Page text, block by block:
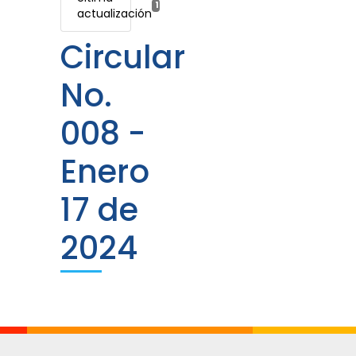
actualización
18 enero, 2024
Circular
No.
008 -
Enero
17 de
2024